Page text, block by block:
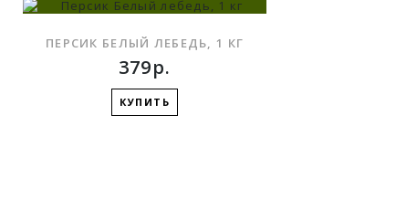
ПЕРСИК БЕЛЫЙ ЛЕБЕДЬ, 1 КГ
379р.
КУПИТЬ